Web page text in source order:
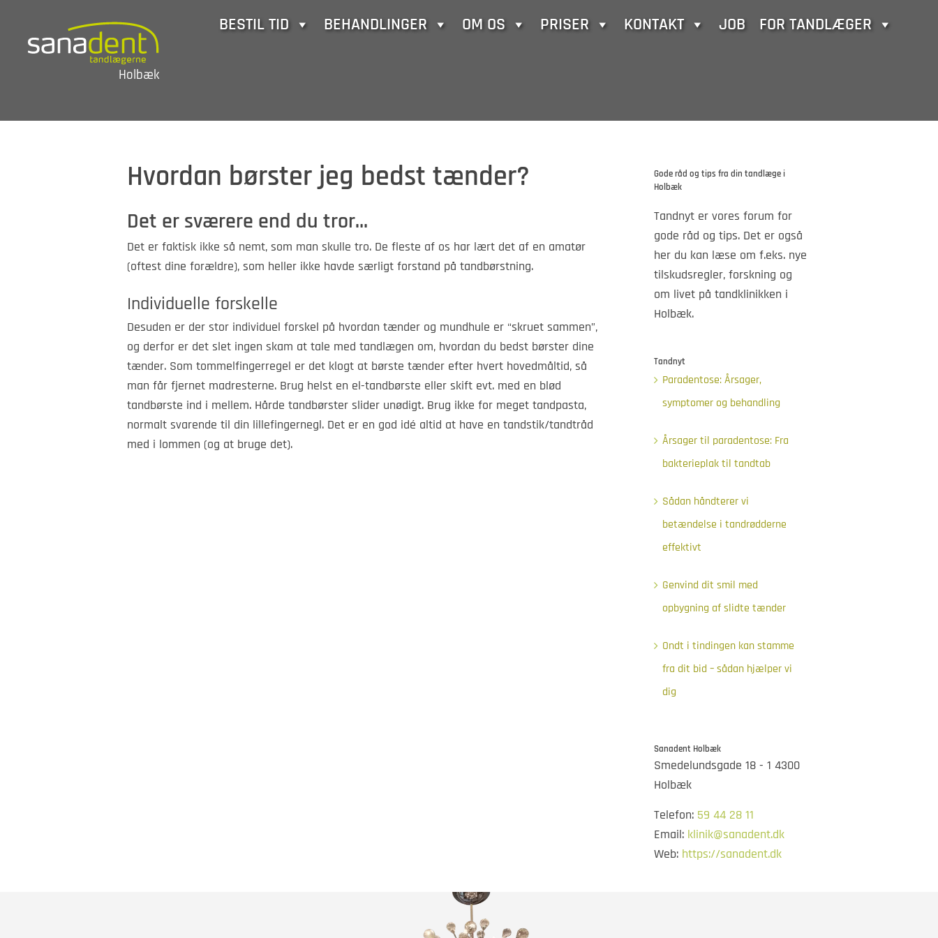
content
Holbæk
BESTIL TID BEHANDLINGER OM OS PRISER KONTAKT JOB FOR TANDLÆGER
Hvordan børster jeg bedst tænder?
Det er sværere end du tror…
Det er faktisk ikke så nemt, som man skulle tro. De fleste af os har lært det af en amatør
(oftest dine forældre), som heller ikke havde særligt forstand på tandbørstning.
Individuelle forskelle
Desuden er der stor individuel forskel på hvordan tænder og mundhule er “skruet sammen”,
og derfor er det slet ingen skam at tale med tandlægen om, hvordan du bedst børster dine
tænder. Som tommelfingerregel er det klogt at børste tænder efter hvert hovedmåltid, så
man får fjernet madresterne. Brug helst en el-tandbørste eller skift evt. med en blød
tandbørste ind i mellem. Hårde tandbørster slider unødigt. Brug ikke for meget tandpasta,
normalt svarende til din lillefingernegl. Det er en god idé altid at have en tandstik/tandtråd
med i lommen (og at bruge det).
Gode råd og tips fra din tandlæge i
Holbæk
Tandnyt er vores forum for
gode råd og tips. Det er også
her du kan læse om f.eks. nye
tilskudsregler, forskning og
om livet på tandklinikken i
Holbæk.
Tandnyt
Paradentose: Årsager,
symptomer og behandling
Årsager til paradentose: Fra
bakterieplak til tandtab
Sådan håndterer vi
betændelse i tandrødderne
effektivt
Genvind dit smil med
opbygning af slidte tænder
Ondt i tindingen kan stamme
fra dit bid – sådan hjælper vi
dig
Sanadent Holbæk
Smedelundsgade 18 - 1 4300
Holbæk
Telefon: 59 44 28 11
Email: klinik@sanadent.dk
Web: https://sanadent.dk